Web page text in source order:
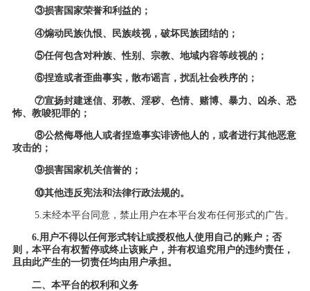
③损害国家荣誉和利益的；
④煽动民族仇恨、民族歧视，破坏民族团结的；
⑤任何包含对种族、性别、宗教、地域内容等歧视的；
⑥捏造或者歪曲事实，散布谣言，扰乱社会秩序的；
⑦宣扬封建迷信、邪教、淫秽、色情、赌博、暴力、凶杀、恐
怖、教唆犯罪的；
⑧公然侮辱他人或者捏造事实诽谤他人的，或者进行其他恶意
攻击的；
⑨损害国家机关信誉的；
⑩其他违反宪法和法律行政法规的。
5.未经本平台同意，禁止用户在本平台发布任何形式的广告。
6.用户不得以任何形式转让或授权他人使用自己的账户；否
则，本平台有权暂停或终止该账户，并有权追究用户的违约责任，
且由此产生的一切责任均由用户承担。
二、本平台的权利和义务